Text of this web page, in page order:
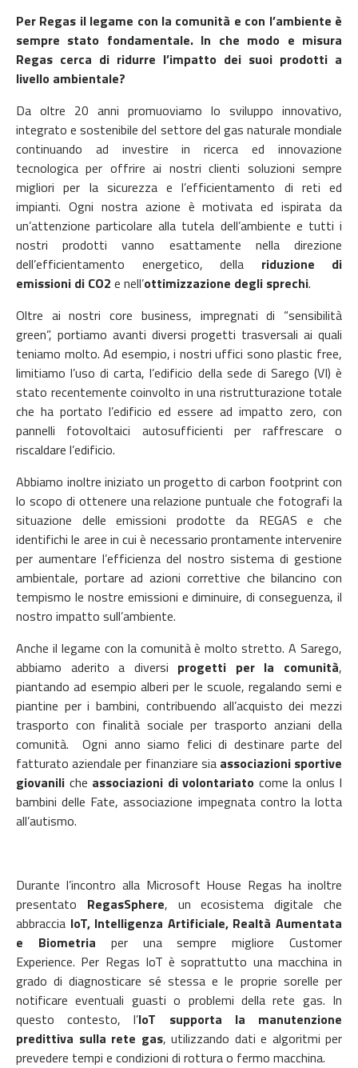
Per Regas il legame con la comunità e con l’ambiente è
sempre stato fondamentale. In che modo e misura
Regas cerca di ridurre l’impatto dei suoi prodotti a
livello ambientale?
Da oltre 20 anni promuoviamo lo sviluppo innovativo,
integrato e sostenibile del settore del gas naturale mondiale
continuando ad investire in ricerca ed innovazione
tecnologica per offrire ai nostri clienti soluzioni sempre
migliori per la sicurezza e l’efficientamento di reti ed
impianti. Ogni nostra azione è motivata ed ispirata da
un’attenzione particolare alla tutela dell’ambiente e tutti i
nostri prodotti vanno esattamente nella direzione
dell’efficientamento energetico, della riduzione di
emissioni di CO2 e nell’ottimizzazione degli sprechi.
Oltre ai nostri core business, impregnati di “sensibilità
green”, portiamo avanti diversi progetti trasversali ai quali
teniamo molto. Ad esempio, i nostri uffici sono plastic free,
limitiamo l’uso di carta, l’edificio della sede di Sarego (VI) è
stato recentemente coinvolto in una ristrutturazione totale
che ha portato l’edificio ed essere ad impatto zero, con
pannelli fotovoltaici autosufficienti per raffrescare o
riscaldare l’edificio.
Abbiamo inoltre iniziato un progetto di carbon footprint con
lo scopo di ottenere una relazione puntuale che fotografi la
situazione delle emissioni prodotte da REGAS e che
identifichi le aree in cui è necessario prontamente intervenire
per aumentare l’efficienza del nostro sistema di gestione
ambientale, portare ad azioni correttive che bilancino con
tempismo le nostre emissioni e diminuire, di conseguenza, il
nostro impatto sull’ambiente.
Anche il legame con la comunità è molto stretto. A Sarego,
abbiamo aderito a diversi progetti per la comunità,
piantando ad esempio alberi per le scuole, regalando semi e
piantine per i bambini, contribuendo all’acquisto dei mezzi
trasporto con finalità sociale per trasporto anziani della
comunità.Ogni anno siamo felici di destinare parte del
fatturato aziendale per finanziare sia associazioni sportive
giovanili che associazioni di volontariato come la onlus I
bambini delle Fate, associazione impegnata contro la lotta
all’autismo.
Durante l’incontro alla Microsoft House Regas ha inoltre
presentato RegasSphere, un ecosistema digitale che
abbraccia IoT, Intelligenza Artificiale, Realtà Aumentata
e Biometria per una sempre migliore Customer
Experience. Per Regas IoT è soprattutto una macchina in
grado di diagnosticare sé stessa e le proprie sorelle per
notificare eventuali guasti o problemi della rete gas. In
questo contesto, l’IoT supporta la manutenzione
predittiva sulla rete gas, utilizzando dati e algoritmi per
prevedere tempi e condizioni di rottura o fermo macchina.